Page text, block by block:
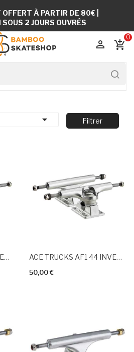
À PARTIR DE 80€ |
2 JOURS OUVRÉS
add_shopping_cart
0

 Filtrer
ACE TRUCKS AF1 55 INVERTED HOLLOWED Polished ACE TRUCKS AF1 44 INVERTED HOLLOWED Polished
50,00 €